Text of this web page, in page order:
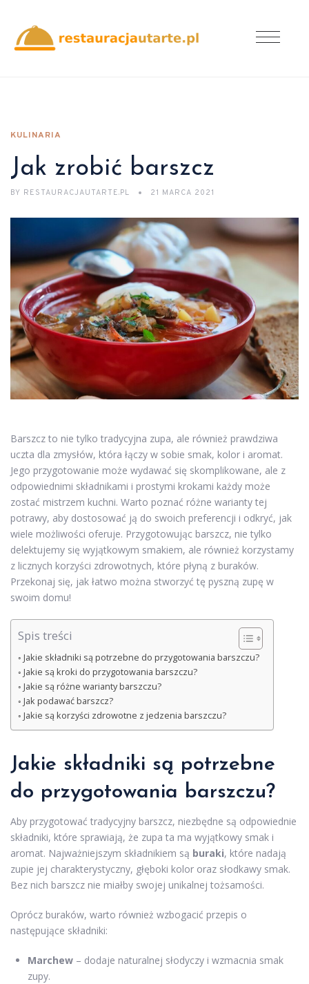
KULINARIA
Jak zrobić barszcz
BY RESTAURACJAUTARTE.PL 21 MARCA 2021
Barszcz to nie tylko tradycyjna zupa, ale również prawdziwa
uczta dla zmysłów, która łączy w sobie smak, kolor i aromat.
Jego przygotowanie może wydawać się skomplikowane, ale z
odpowiednimi składnikami i prostymi krokami każdy może
zostać mistrzem kuchni. Warto poznać różne warianty tej
potrawy, aby dostosować ją do swoich preferencji i odkryć, jak
wiele możliwości oferuje. Przygotowując barszcz, nie tylko
delektujemy się wyjątkowym smakiem, ale również korzystamy
z licznych korzyści zdrowotnych, które płyną z buraków.
Przekonaj się, jak łatwo można stworzyć tę pyszną zupę w
swoim domu!
Spis treści
Jakie składniki są potrzebne do przygotowania barszczu?
Jakie są kroki do przygotowania barszczu?
Jakie są różne warianty barszczu?
Jak podawać barszcz?
Jakie są korzyści zdrowotne z jedzenia barszczu?
Jakie składniki są potrzebne
do przygotowania barszczu?
Aby przygotować tradycyjny barszcz, niezbędne są odpowiednie
składniki, które sprawiają, że zupa ta ma wyjątkowy smak i
aromat. Najważniejszym składnikiem są buraki, które nadają
zupie jej charakterystyczny, głęboki kolor oraz słodkawy smak.
Bez nich barszcz nie miałby swojej unikalnej tożsamości.
Oprócz buraków, warto również wzbogacić przepis o
następujące składniki:
Marchew – dodaje naturalnej słodyczy i wzmacnia smak
zupy.